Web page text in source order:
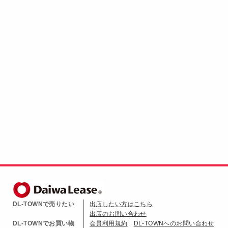
DL-TOWNで売りたい
出店したい方はこちら
出店のお問い合わせ
DL-TOWNでお買い物
会員利用規約 DL-TOWNへのお問い合わせ